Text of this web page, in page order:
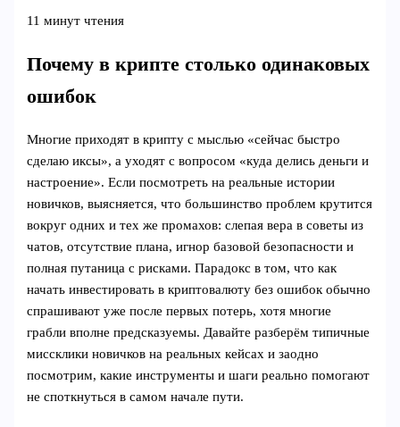
11 минут чтения
Почему в крипте столько одинаковых
ошибок
Многие приходят в крипту с мыслью «сейчас быстро
сделаю иксы», а уходят с вопросом «куда делись деньги и
настроение». Если посмотреть на реальные истории
новичков, выясняется, что большинство проблем крутится
вокруг одних и тех же промахов: слепая вера в советы из
чатов, отсутствие плана, игнор базовой безопасности и
полная путаница с рисками. Парадокс в том, что как
начать инвестировать в криптовалюту без ошибок обычно
спрашивают уже после первых потерь, хотя многие
грабли вполне предсказуемы. Давайте разберём типичные
миссклики новичков на реальных кейсах и заодно
посмотрим, какие инструменты и шаги реально помогают
не споткнуться в самом начале пути.